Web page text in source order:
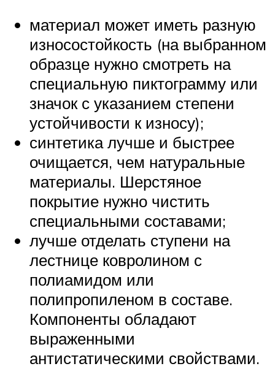
материал может иметь разную
износостойкость (на выбранном
образце нужно смотреть на
специальную пиктограмму или
значок с указанием степени
устойчивости к износу);
синтетика лучше и быстрее
очищается, чем натуральные
материалы. Шерстяное
покрытие нужно чистить
специальными составами;
лучше отделать ступени на
лестнице ковролином с
полиамидом или
полипропиленом в составе.
Компоненты обладают
выраженными
антистатическими свойствами.